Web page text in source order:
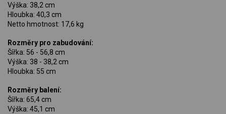
Výška: 38,2 cm
Hloubka: 40,3 cm
Netto hmotnost: 17,6 kg
Rozměry pro zabudování:
Šířka: 56 - 56,8 cm
Výška: 38 - 38,2 cm
Hloubka: 55 cm
Rozměry balení:
Šířka: 65,4 cm
Výška: 45,1 cm